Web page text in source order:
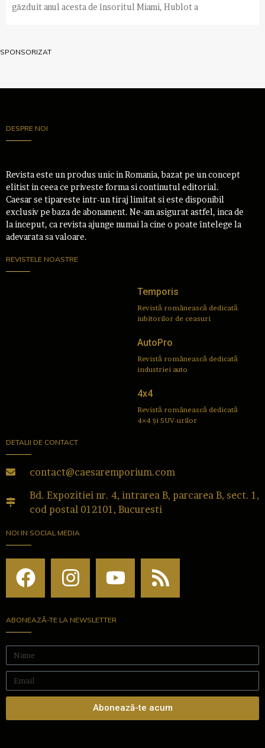
găzduit anul acesta de însoritul Miami, Hublot a
SPONSORIZAT
DESPRE NOI
Revista este un produs unic in Romania, bazat pe un concept
elitist in ceea ce priveste forma si continutul editorial.
Caesar se tipareste intr-un tiraj limitat si este disponibil
exclusiv pe baza de abonament. Ne-am asigurat astfel, inca de
la inceput, ca revista ajunge numai la cine o poate întelege la
adevarata sa valoare.
REVISTELE NOASTRE
Temporis
Revistă românească dedicată
iubitorilor de ceasuri
AutoPro
Revistă românească dedicată
industriei auto
4x4
Revistă românească dedicată
4×4 și SUV-urilor
DETALII DE CONTACT
contact@caesaremporium.com
Bd. Expozitiei nr. 4, intrarea B, parcarea B, sect. 1,
cod postal 012101, Bucuresti
NOI IN SOCIAL MEDIA
ABONEAZĂ-TE LA NEWSLETTER
Abonează-te acum